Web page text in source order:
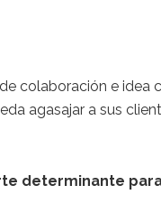
colaboración e
agasajar a sus
determinante